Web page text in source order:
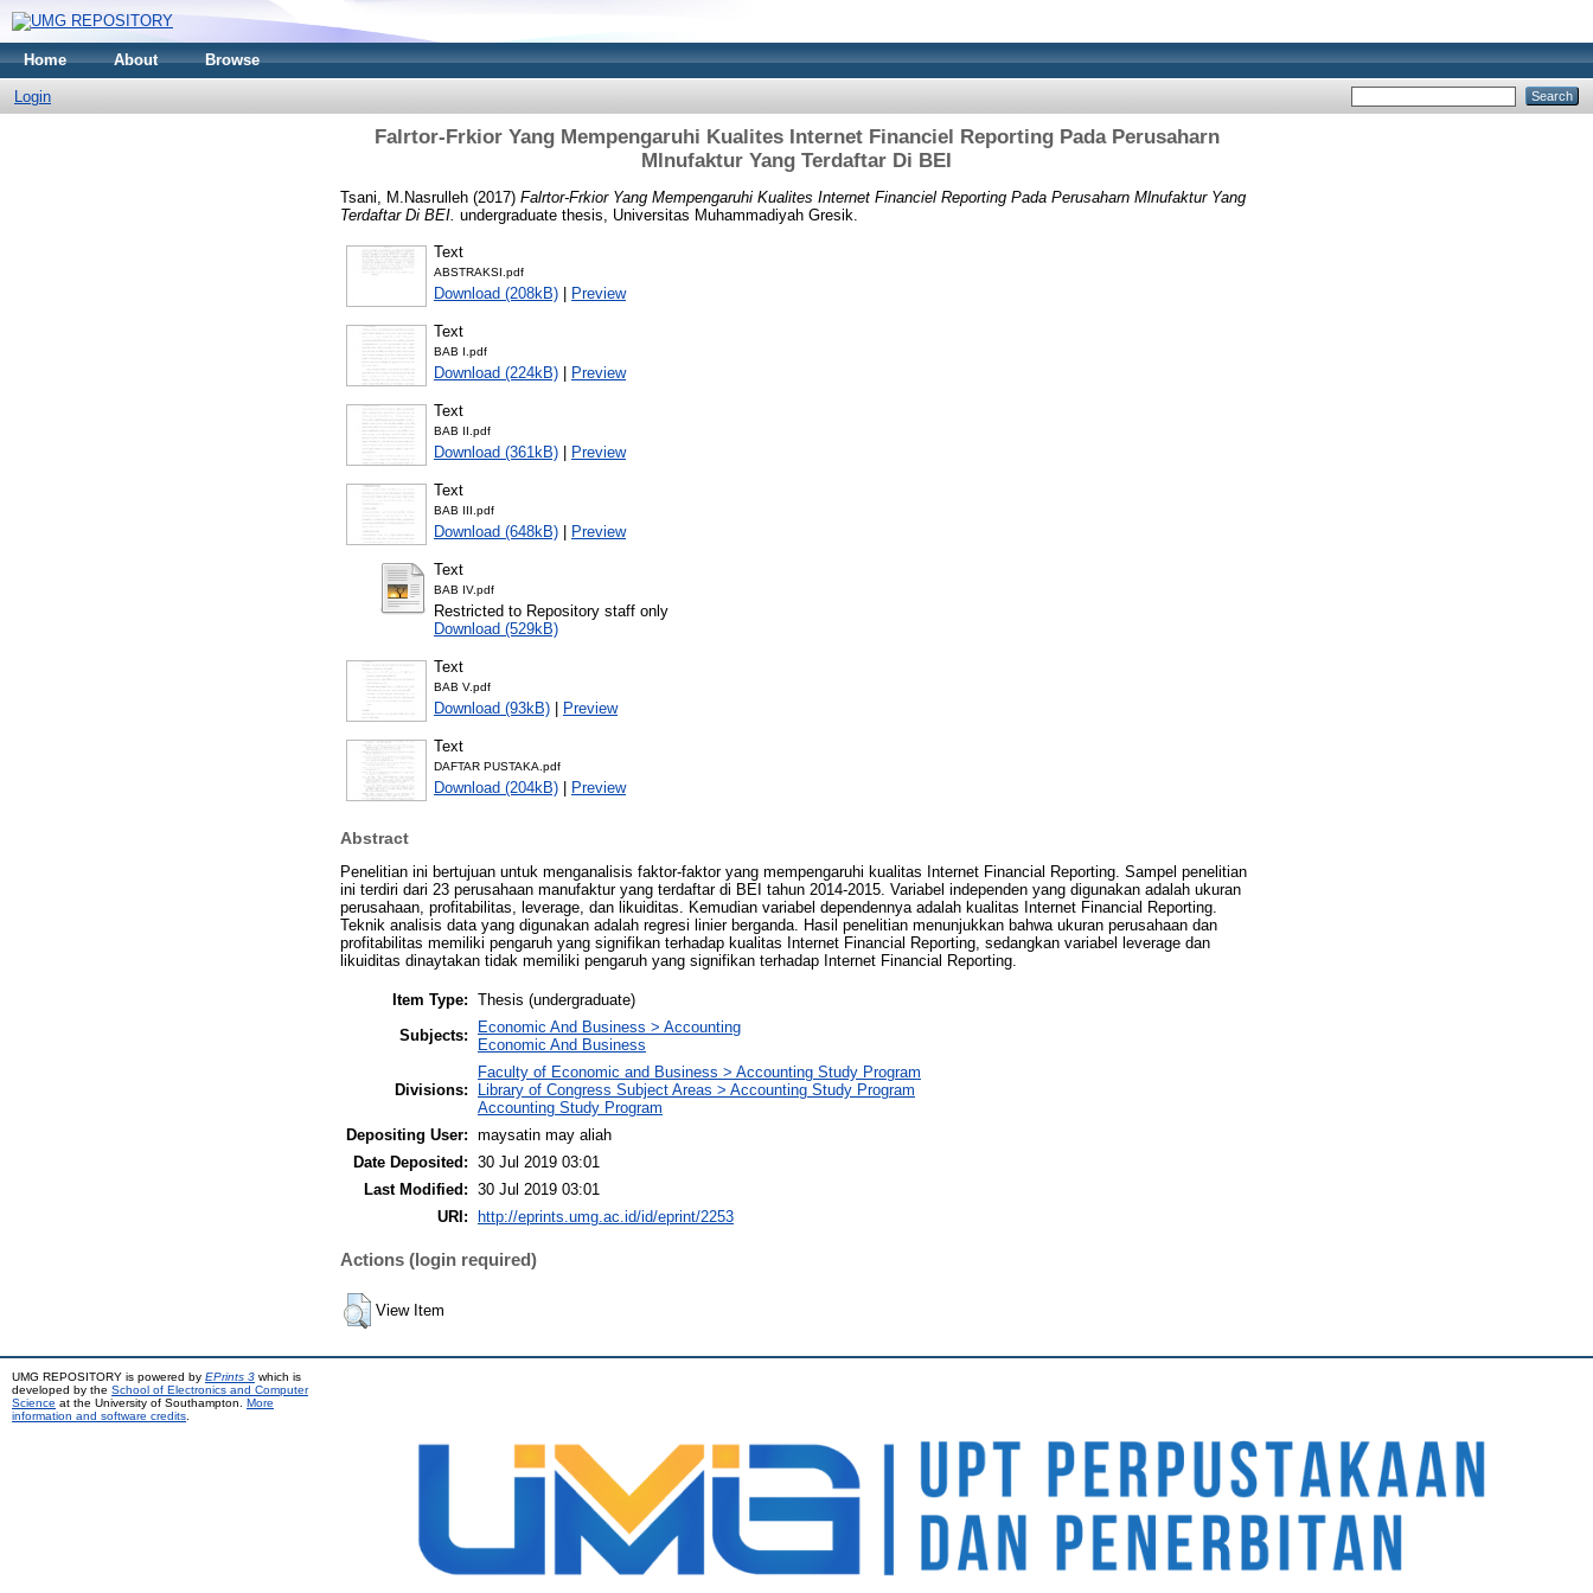
Home About Browse
Login
Falrtor-Frkior Yang Mempengaruhi Kualites Internet Financiel Reporting Pada Perusaharn
Mlnufaktur Yang Terdaftar Di BEI
Tsani, M.Nasrulleh (2017) Falrtor-Frkior Yang Mempengaruhi Kualites Internet Financiel Reporting Pada Perusaharn Mlnufaktur Yang
Terdaftar Di BEI. undergraduate thesis, Universitas Muhammadiyah Gresik.
Text
ABSTRAKSI.pdf
Download (208kB) | Preview
Text
BAB I.pdf
Download (224kB) | Preview
Text
BAB II.pdf
Download (361kB) | Preview
Text
BAB III.pdf
Download (648kB) | Preview
Text
BAB IV.pdf
Restricted to Repository staff only
Download (529kB)
Text
BAB V.pdf
Download (93kB) | Preview
Text
DAFTAR PUSTAKA.pdf
Download (204kB) | Preview
Abstract
Penelitian ini bertujuan untuk menganalisis faktor-faktor yang mempengaruhi kualitas Internet Financial Reporting. Sampel penelitian
ini terdiri dari 23 perusahaan manufaktur yang terdaftar di BEI tahun 2014-2015. Variabel independen yang digunakan adalah ukuran
perusahaan, profitabilitas, leverage, dan likuiditas. Kemudian variabel dependennya adalah kualitas Internet Financial Reporting.
Teknik analisis data yang digunakan adalah regresi linier berganda. Hasil penelitian menunjukkan bahwa ukuran perusahaan dan
profitabilitas memiliki pengaruh yang signifikan terhadap kualitas Internet Financial Reporting, sedangkan variabel leverage dan
likuiditas dinaytakan tidak memiliki pengaruh yang signifikan terhadap Internet Financial Reporting.
Item Type: Thesis (undergraduate)
Subjects:
Economic And Business > Accounting
Economic And Business
Divisions:
Faculty of Economic and Business > Accounting Study Program
Library of Congress Subject Areas > Accounting Study Program
Accounting Study Program
Depositing User: maysatin may aliah
Date Deposited: 30 Jul 2019 03:01
Last Modified: 30 Jul 2019 03:01
URI:
http://eprints.umg.ac.id/id/eprint/2253
Actions (login required)
View Item
UMG REPOSITORY is powered by EPrints 3 which is
developed by the School of Electronics and Computer
Science at the University of Southampton. More
information and software credits